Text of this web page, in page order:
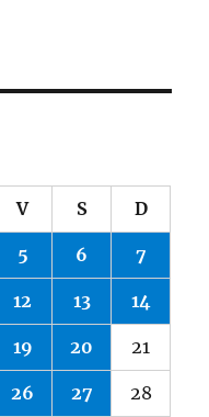
V S D
5 6 7
12 13 14
19 20 21
26 27 28